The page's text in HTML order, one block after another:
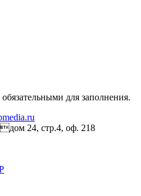
для заполнения.
24, стр.4, оф. 218